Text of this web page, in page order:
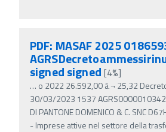
PDF: MASAF 2025
signed signed [4%]
… o 2022 26.592,00 â‚¬ 25,32
30/03/2023 1537 AGRS0000010342
DI PANTONE DOMENICO & C. SNC
- Imprese attive nel settore della